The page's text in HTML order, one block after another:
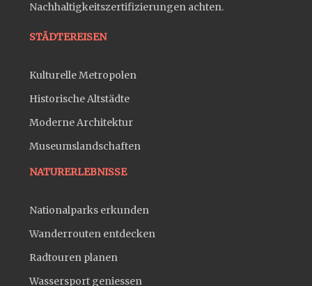
Nachhaltigkeitszertifizierungen achten.
STÄDTEREISEN
Kulturelle Metropolen
Historische Altstädte
Moderne Architektur
Museumslandschaften
NATURERLEBNISSE
Nationalparks erkunden
Wanderrouten entdecken
Radtouren planen
Wassersport geniessen